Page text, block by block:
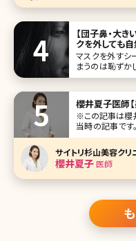
【団子鼻・大
クを外しても
マスクを外すシ
まうのは恥ずか
か。メイクで上
こで、今回は”
メイクテクニッ
櫻井夏子医師
※この記事は櫻
当時の記事です
回は東京・銀座
櫻井夏子（さくらい なつ
間大学病院で勤
サイトリ杉山美容クリ
櫻井夏子医師